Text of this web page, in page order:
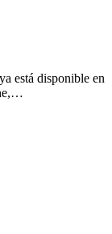
está disponible en